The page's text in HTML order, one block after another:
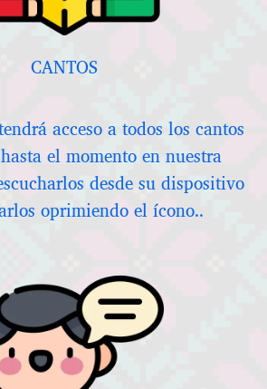
CANTOS
acceso a todos los cantos
el momento en nuestra
desde su dispositivo
oprimiendo el ícono..